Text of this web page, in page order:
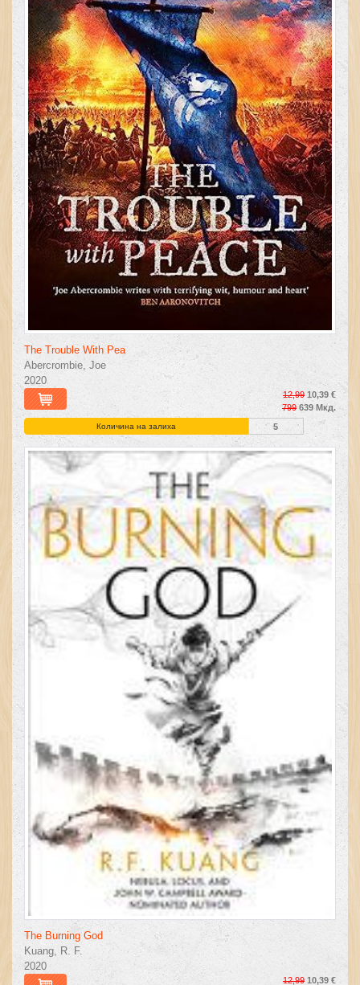
The Trouble With Pea
Abercrombie, Joe
2020
12,99 10,39 €
799 639 Мкд.
Количина на залиха 5
The Burning God
Kuang, R. F.
2020
12,99 10,39 €